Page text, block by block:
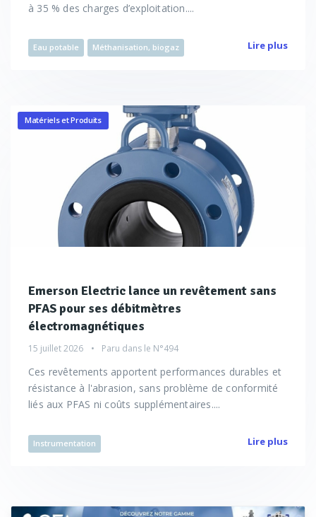
à 35 % des charges d’exploitation....
Eau potable Méthanisation, biogaz Lire plus
Matériels et Produits
Emerson Electric lance un revêtement sans
PFAS pour ses débitmètres
électromagnétiques
15 juillet 2026 Paru dans le N°494
Ces revêtements apportent performances durables et
résistance à l'abrasion, sans problème de conformité
liés aux PFAS ni coûts supplémentaires....
Instrumentation Lire plus